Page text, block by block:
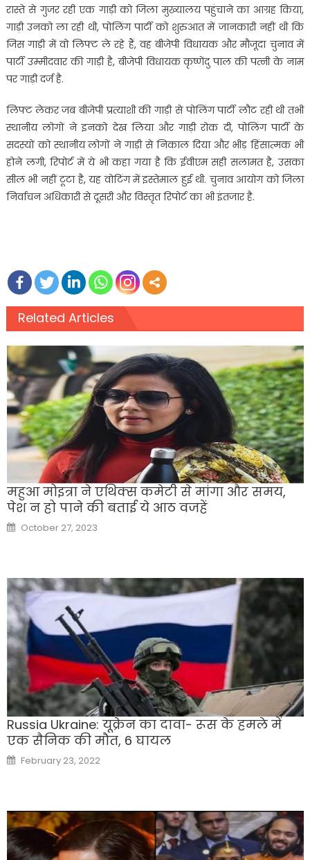
रास्ते से गुजर रही एक गाड़ी को जिला मुख्यालय पहुंचाने का आग्रह किया,
गाड़ी उनको ला रही थी, पोलिंग पार्टी को शुरुआत में जानकारी नहीं थी कि
जिस गाड़ी में वो लिफ्ट ले रहे हैं, वह बीजेपी विधायक और मौजूदा चुनाव में
पार्टी उम्मीदवार की गाड़ी है, बीजेपी विधायक कृष्णेंदु पाल की पत्नी के नाम
पर गाड़ी दर्ज है.
लिफ्ट लेकर जब बीजेपी प्रत्याशी की गाड़ी से पोलिंग पार्टी लौट रही थी तभी
स्थानीय लोगों ने इनको देख लिया और गाड़ी रोक दी, पोलिंग पार्टी के
सदस्यों को स्थानीय लोगों ने गाड़ी से निकाल दिया और भीड़ हिंसात्मक भी
होने लगी, रिपोर्ट में ये भी कहा गया है कि ईवीएम सही सलामत है, उसका
सील भी नहीं टूटा है, यह वोटिंग में इस्तेमाल हुई थी. चुनाव आयोग को जिला
निर्वाचन अधिकारी से दूसरी और विस्तृत रिपोर्ट का भी इंतजार है.
Related Articles
महुआ मोइत्रा ने एथिक्स कमेटी से मांगा और समय,
पेश न हो पाने की बताई ये आठ वजहें
Posted
on
October 27, 2023
Russia Ukraine: यूक्रेन का दावा- रूस के हमले में
एक सैनिक की मौत, 6 घायल
Posted
on
February 23, 2022